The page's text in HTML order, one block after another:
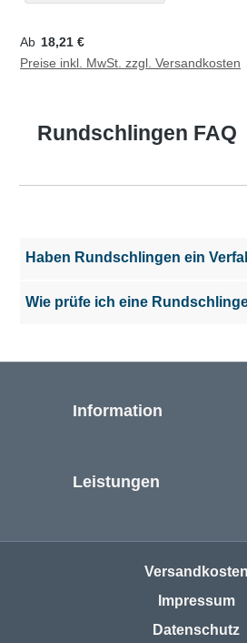
Regulärer Preis:
Ab 18,21 €
Preise inkl. MwSt. zzgl. Versandkosten
Rundschlingen FAQ
Haben Rundschlingen ein
Wie prüfe ich eine
Information
Leistungen
Versandkosten
Impressum
Datenschutz